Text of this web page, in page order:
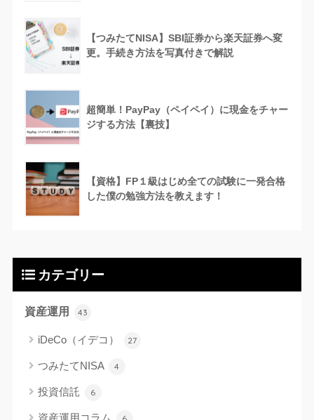
【つみたてNISA】SBI証券から楽天証券へ変
更。手続き方法を写真付きで解説
超簡単！PayPay（ペイペイ）に現金をチャー
ジする方法【裏技】
【資格】FP１級はじめ全ての試験に一発合格
した僕の勉強方法を教えます！
カテゴリー
資産運用 43
iDeCo（イデコ） 27
つみたてNISA 4
投資信託 6